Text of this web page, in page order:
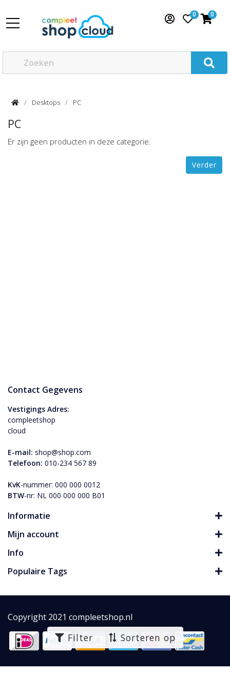
0
0
Desktops PC
PC
Er zijn geen producten in deze categorie.
Verder
Filter Sorteren op
Contact Gegevens
Vestigings Adres:
compleetshop
cloud
E-mail: shop@shop.com
Telefoon: 010-234 567 89
KvK-nummer: 000 000 0012
BTW-nr: NL 000 000 000 B01
Informatie
Mijn account
Info
Populaire Tags
Copyright 2021 compleetshop.nl